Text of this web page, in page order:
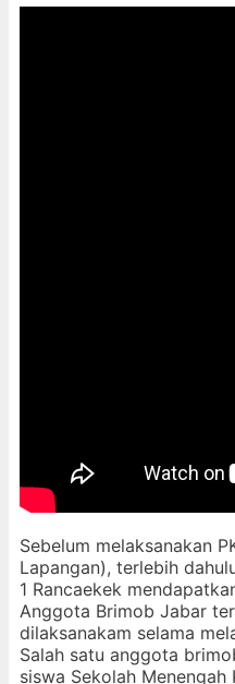
Sebelum melaksanakan
Lapangan), terlebih
1 Rancaekek
Anggota Brimob Jabar
dilaksanakam selama
Salah satu anggota
siswa Sekolah Menengah